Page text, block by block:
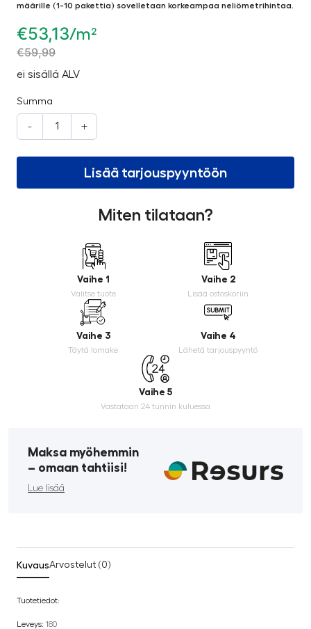
määrille (1-10 pakettia) sovelletaan korkeampaa neliömetrihintaa.
€53,13/m²
€59,99
ei sisällä ALV
Summa
- +
Lisää tarjouspyyntöön
Miten tilataan?
Vaihe 1
Valitse tuote
Vaihe 2
Lisää ostoskoriin
Vaihe 3
Täytä lomake
Vaihe 4
Lähetä tarjouspyyntö
Vaihe 5
Vastataan 24 tunnin kuluessa
Maksa myöhemmin
­– omaan tahtiisi!
Lue lisää
KuvausArvostelut (0)
Tuotetiedot:
Leveys: 180